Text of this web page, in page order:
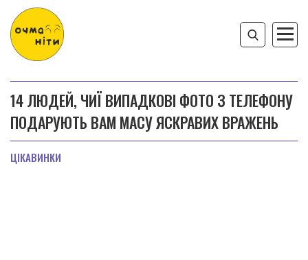
14 ЛЮДЕЙ, ЧИЇ ВИПАДКОВІ ФОТО З ТЕЛЕФОНУ
ПОДАРУЮТЬ ВАМ МАСУ ЯСКРАВИХ ВРАЖЕНЬ
ЦІКАВИНКИ